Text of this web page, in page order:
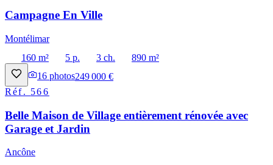
Campagne En Ville
Montélimar
160 m²
5 p. 3 ch.
890 m²
16 photos249 000 €
Réf. 566
Belle Maison de Village entièrement rénovée avec
Garage et Jardin
Ancône